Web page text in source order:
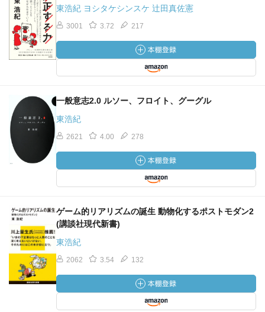
東浩紀 ヨシタケシンスケ 辻田真佐憲
3001 3.72 217
一般意志2.0 ルソー、フロイト、グーグル
東浩紀
2621 4.00 278
ゲーム的リアリズムの誕生 動物化するポストモダン2
(講談社現代新書)
東浩紀
2062 3.54 132